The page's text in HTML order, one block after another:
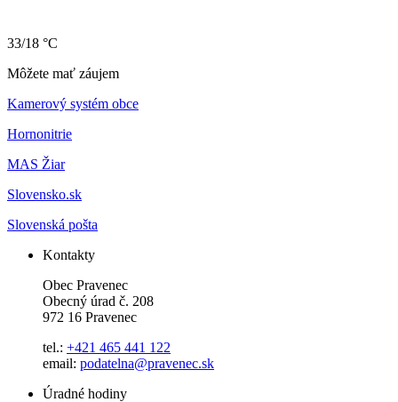
33/18 °C
Môžete mať záujem
Kamerový systém obce
Hornonitrie
MAS Žiar
Slovensko.sk
Slovenská pošta
Kontakty
Obec Pravenec
Obecný úrad č. 208
972 16 Pravenec
tel.: +421 465 441 122
email: podatelna@pravenec.sk
Úradné hodiny